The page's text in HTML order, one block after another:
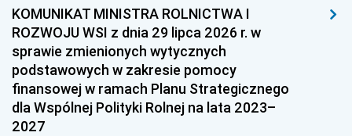
KOMUNIKAT MINISTRA ROLNICTWA I
ROZWOJU WSI z dnia 29 lipca 2026 r. w
sprawie zmienionych wytycznych
podstawowych w zakresie pomocy
finansowej w ramach Planu Strategicznego
dla Wspólnej Polityki Rolnej na lata 2023–
2027